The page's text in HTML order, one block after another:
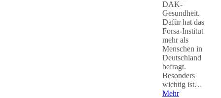
DAK-
Gesundheit.
Dafür hat das
Forsa-Institut
mehr als
Menschen in
Deutschland
befragt.
Besonders
wichtig ist…
Mehr